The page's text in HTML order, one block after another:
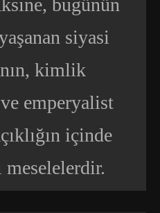
bugünün
siyasi
kimlik
ve emperyalist
içinde
meselelerdir.